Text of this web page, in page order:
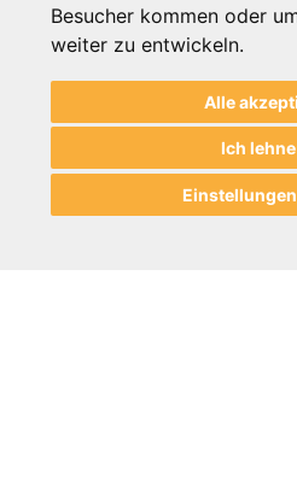
Besucher kommen oder
weiter zu entwickeln.
Alle
Ich